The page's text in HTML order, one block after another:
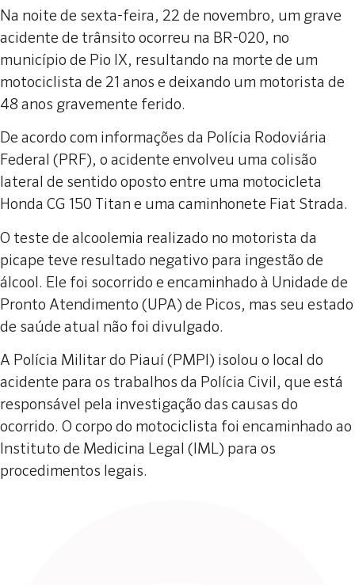
Na noite de sexta-feira, 22 de novembro, um grave
acidente de trânsito ocorreu na BR-020, no
município de Pio IX, resultando na morte de um
motociclista de 21 anos e deixando um motorista de
48 anos gravemente ferido.
De acordo com informações da Polícia Rodoviária
Federal (PRF), o acidente envolveu uma colisão
lateral de sentido oposto entre uma motocicleta
Honda CG 150 Titan e uma caminhonete Fiat Strada.
O teste de alcoolemia realizado no motorista da
picape teve resultado negativo para ingestão de
álcool. Ele foi socorrido e encaminhado à Unidade de
Pronto Atendimento (UPA) de Picos, mas seu estado
de saúde atual não foi divulgado.
A Polícia Militar do Piauí (PMPI) isolou o local do
acidente para os trabalhos da Polícia Civil, que está
responsável pela investigação das causas do
ocorrido. O corpo do motociclista foi encaminhado ao
Instituto de Medicina Legal (IML) para os
procedimentos legais.